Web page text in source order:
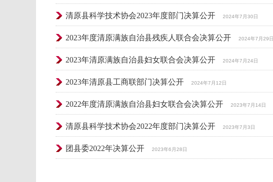
清原县科学技术协会2023年度部门决算公开 2024年7月30日
2023年度清原满族自治县残疾人联合会决算公开 2024年7月29日
2023年清原满族自治县妇女联合会决算公开 2024年7月24日
2023年清原县工商联部门决算公开 2024年7月12日
2022年度清原满族自治县妇女联合会决算公开 2023年7月14日
清原县科学技术协会2022年度部门决算公开 2023年7月3日
团县委2022年决算公开 2023年6月28日